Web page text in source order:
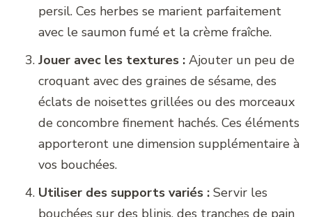
persil. Ces herbes se marient parfaitement
avec le saumon fumé et la crème fraîche.
Jouer avec les textures : Ajouter un peu de
croquant avec des graines de sésame, des
éclats de noisettes grillées ou des morceaux
de concombre finement hachés. Ces éléments
apporteront une dimension supplémentaire à
vos bouchées.
Utiliser des supports variés : Servir les